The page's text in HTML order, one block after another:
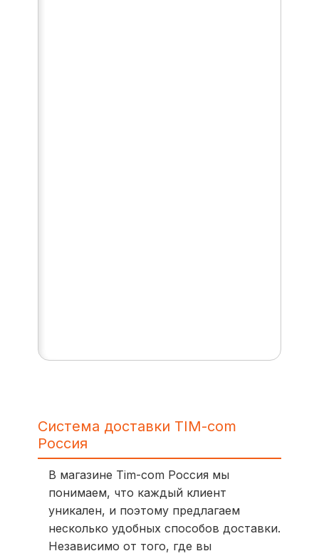
Система доставки TIM-com
Россия
В магазине Tim-com Россия мы
понимаем, что каждый клиент
уникален, и поэтому предлагаем
несколько удобных способов доставки.
Независимо от того, где вы